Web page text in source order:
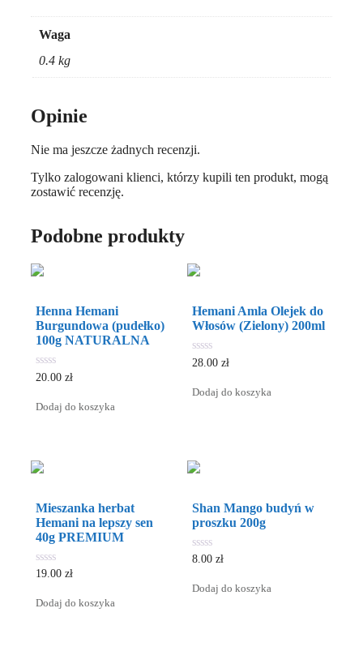
Waga
0.4 kg
Opinie
Nie ma jeszcze żadnych recenzji.
Tylko zalogowani klienci, którzy kupili ten produkt, mogą
zostawić recenzję.
Podobne produkty
Henna Hemani
Burgundowa (pudełko)
100g NATURALNA
0
5
20.00 zł
Dodaj do koszyka
Hemani Amla Olejek do
Włosów (Zielony) 200ml
0
5
28.00zł
Dodaj do koszyka
Mieszanka herbat
Hemani na lepszy sen
40g PREMIUM
0
5
19.00 zł
Dodaj do koszyka
Shan Mango budyń w
proszku 200g
0
5
8.00zł
Dodaj do koszyka